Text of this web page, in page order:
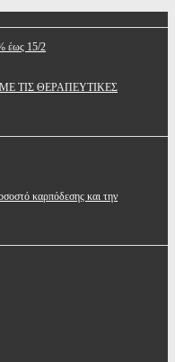
έως 15/2
ΤΙΣ ΘΕΡΑΠΕΥΤΙΚΕΣ
καρπόδεσης και την